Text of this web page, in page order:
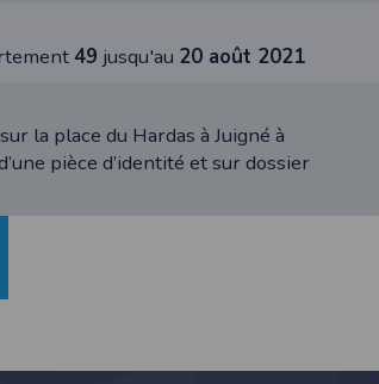
49 jusqu'au 20 août 2021
la place du Hardas à Juigné à
pièce d’identité et sur dossier
les épreuves d’athlétisme, les résultats sont
légales - Déclaration CNIL n°2155789
informatique et libertés » du 6 janvier 1978
informations vous concernant
d'utilisation de l'application